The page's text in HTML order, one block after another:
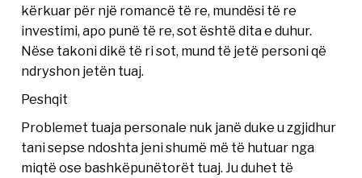
kërkuar për një romancë të re, mundësi të re
investimi, apo punë të re, sot është dita e duhur.
Nëse takoni dikë të ri sot, mund të jetë personi që
ndryshon jetën tuaj.
Peshqit
Problemet tuaja personale nuk janë duke u zgjidhur
tani sepse ndoshta jeni shumë më të hutuar nga
miqtë ose bashkëpunëtorët tuaj. Ju duhet të